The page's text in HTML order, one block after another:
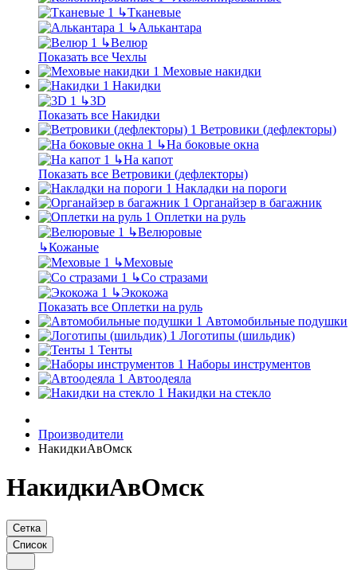
↳Тканевые
↳Алькантара
↳Велюр
Показать все Чехлы
Меховые накидки
Накидки
↳3D
Показать все Накидки
Ветровики (дефлекторы)
↳На боковые окна
↳На капот
Показать все Ветровики (дефлекторы)
Накладки на пороги
Органайзер в багажник
Оплетки на руль
↳Велюровые
↳Кожаные
↳Меховые
↳Со стразами
↳Экокожа
Показать все Оплетки на руль
Автомобильные подушки
Логотипы (шильдик)
Тенты
Наборы инструментов
Автоодеяла
Накидки на стекло
Производители
НакидкиАвОмск
НакидкиАвОмск
Сетка
Список